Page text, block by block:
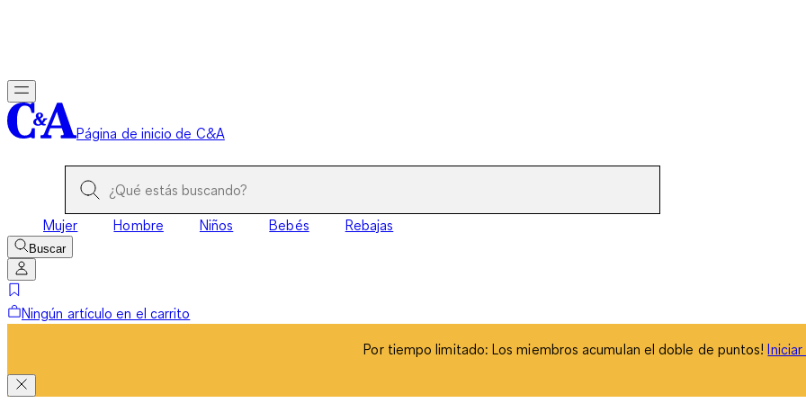
Página de inicio de C&A
Mujer Hombre Niños Bebés Rebajas
Buscar
Ningún artículo en el carrito
Por tiempo limitado: Los miembros acumulan el doble de puntos!